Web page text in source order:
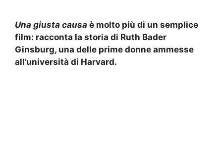
Una giusta causa è molto più di un semplice
film: racconta la storia di Ruth Bader
Ginsburg, una delle prime donne ammesse
all’università di Harvard.